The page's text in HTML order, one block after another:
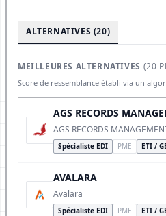
ALTERNATIVES (20)
MEILLEURES ALTERNATIVES (20
Score de ressemblance établi via un
AGS RECORDS
AGS RECORDS
Spécialiste EDI PME ETI /
AVALARA
Avalara
Spécialiste EDI PME ETI /